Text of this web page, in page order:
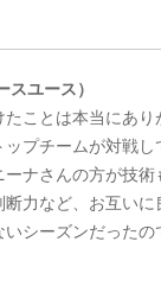
ユース）
ことは本当にあ
プチームが対戦
ナさんの方が技
力など、お互い
シーズンだった